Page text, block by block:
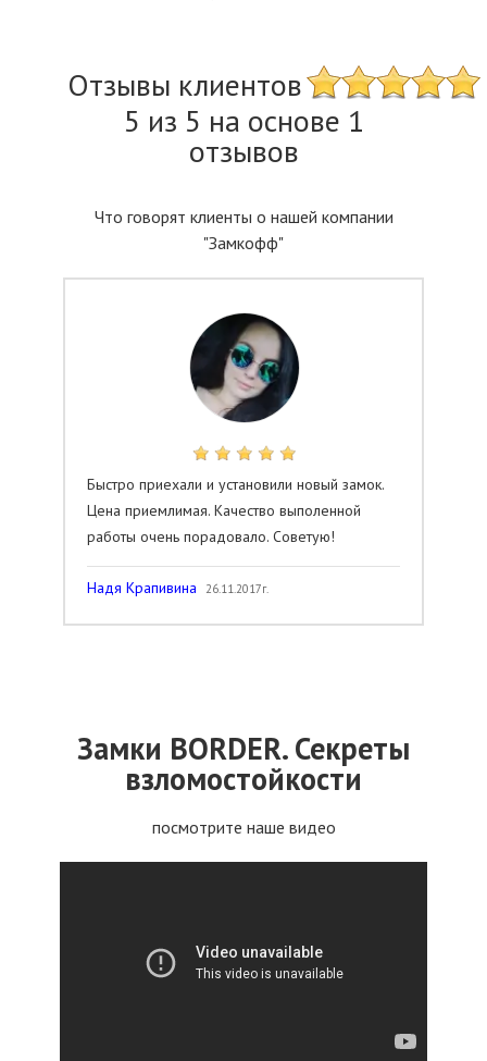
Отзывы клиентов
5 из 5 на основе 1
отзывов
Что говорят клиенты о нашей компании
"Замкофф"
Быстро приехали и установили новый замок.
Цена приемлимая. Качество выполенной
работы очень порадовало. Советую!
Надя Крапивина 26.11.2017г.
Замки BORDER. Секреты
взломостойкости
посмотрите наше видео